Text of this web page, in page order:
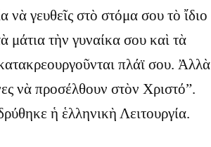
νὰ γευθεῖς στὸ στόμα σου τὸ ἴδιο
μάτια τὴν γυναίκα σου καὶ τὰ
πλάϊ σου. Ἀλλὰ
νὰ προσέλθουν στὸν Χριστό”.
ἡ ἑλληνικὴ Λειτουργία.